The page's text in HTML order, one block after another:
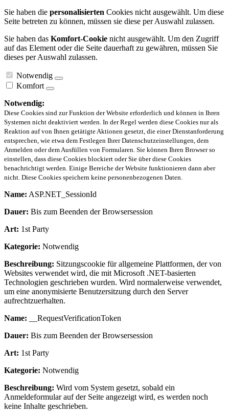
Sie haben die personalisierten Cookies nicht ausgewählt. Um diese
Seite betreten zu können, müssen sie diese per Auswahl zulassen.
Sie haben das Komfort-Cookie nicht ausgewählt. Um den Zugriff
auf das Element oder die Seite dauerhaft zu gewähren, müssen Sie
dieses per Auswahl zulassen.
Notwendig
Komfort
Notwendig:
Diese Cookies sind zur Funktion der Website erforderlich und können in Ihren
Systemen nicht deaktiviert werden. In der Regel werden diese Cookies nur als
Reaktion auf von Ihnen getätigte Aktionen gesetzt, die einer Dienstanforderung
entsprechen, wie etwa dem Festlegen Ihrer Datenschutzeinstellungen, dem
Anmelden oder dem Ausfüllen von Formularen. Sie können Ihren Browser so
einstellen, dass diese Cookies blockiert oder Sie über diese Cookies
benachrichtigt werden. Einige Bereiche der Website funktionieren dann aber
nicht. Diese Cookies speichern keine personenbezogenen Daten.
Name: ASP.NET_SessionId
Dauer: Bis zum Beenden der Browsersession
Art: 1st Party
Kategorie: Notwendig
Beschreibung: Sitzungscookie für allgemeine Plattformen, der von
Websites verwendet wird, die mit Microsoft .NET-basierten
Technologien geschrieben wurden. Wird normalerweise verwendet,
um eine anonymisierte Benutzersitzung durch den Server
aufrechtzuerhalten.
Name: __RequestVerificationToken
Dauer: Bis zum Beenden der Browsersession
Art: 1st Party
Kategorie: Notwendig
Beschreibung: Wird vom System gesetzt, sobald ein
Anmeldeformular auf der Seite angezeigt wird, es werden noch
keine Inhalte geschrieben.